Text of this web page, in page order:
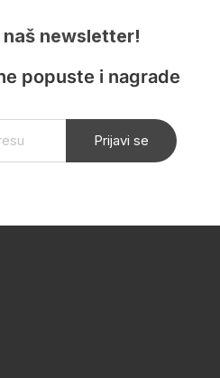
newsletter!
popuste i nagrade
Prijavi se